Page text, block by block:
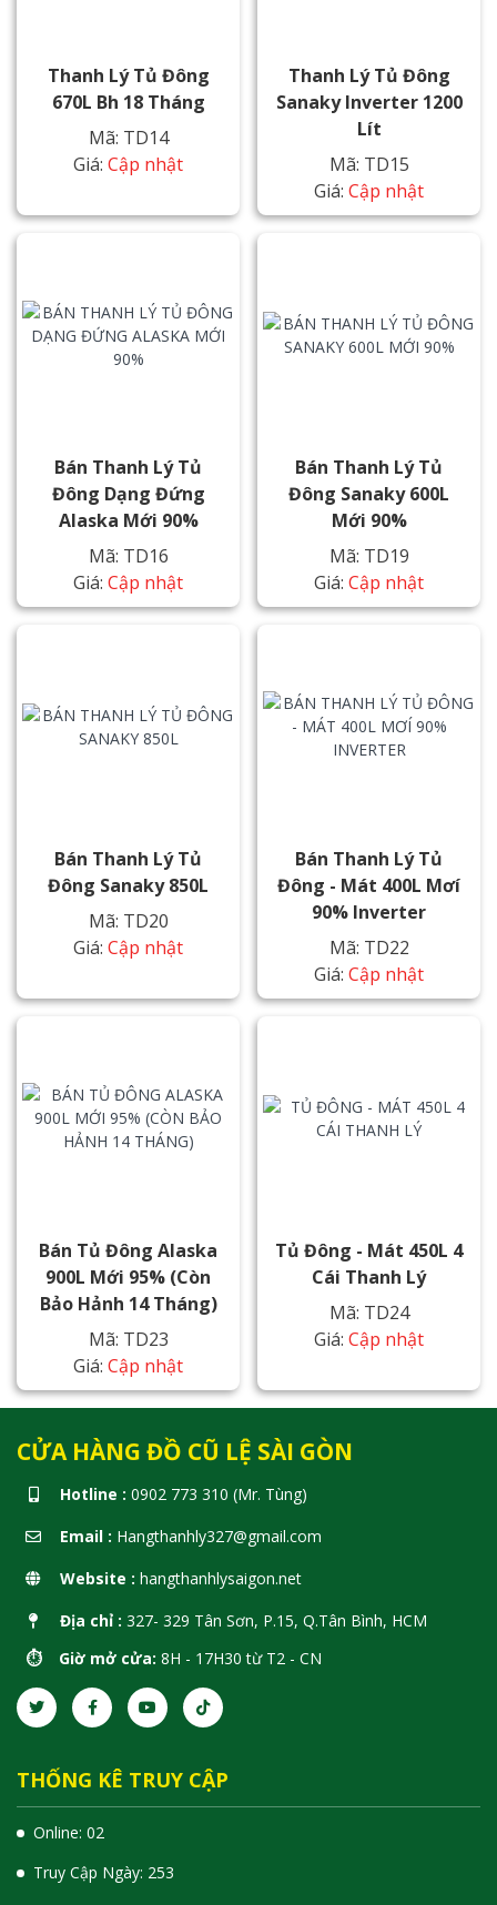
Thanh Lý Tủ Đông
670L Bh 18 Tháng
Mã: TD14
Giá: Cập nhật
Thanh Lý Tủ Đông
Sanaky Inverter 1200
Lít
Mã: TD15
Giá: Cập nhật
Bán Thanh Lý Tủ
Đông Dạng Đứng
Alaska Mới 90%
Mã: TD16
Giá: Cập nhật
Bán Thanh Lý Tủ
Đông Sanaky 600L
Mới 90%
Mã: TD19
Giá: Cập nhật
Bán Thanh Lý Tủ
Đông Sanaky 850L
Mã: TD20
Giá: Cập nhật
Bán Thanh Lý Tủ
Đông - Mát 400L Mơí
90% Inverter
Mã: TD22
Giá: Cập nhật
Bán Tủ Đông Alaska
900L Mới 95% (Còn
Bảo Hảnh 14 Tháng)
Mã: TD23
Giá: Cập nhật
Tủ Đông - Mát 450L 4
Cái Thanh Lý
Mã: TD24
Giá: Cập nhật
CỬA HÀNG ĐỒ CŨ LỆ SÀI GÒN
Hotline : 0902 773 310 (Mr. Tùng)
Email : Hangthanhly327@gmail.com
Website : hangthanhlysaigon.net
Địa chỉ : 327- 329 Tân Sơn, P.15, Q.Tân Bình, HCM
⏱️ Giờ mở cửa: 8H - 17H30 từ T2 - CN
THỐNG KÊ TRUY CẬP
Online: 02
Truy Cập Ngày: 253